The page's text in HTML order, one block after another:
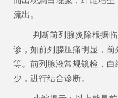
流出。
判断前列腺炎除根据
诊，如前列腺压痛明显，
等。前列腺液常规镜检，
少，进行结合诊断。